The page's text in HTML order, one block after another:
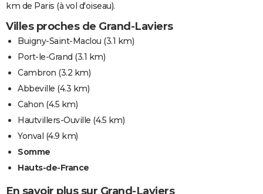
km de Paris (à vol d'oiseau).
Villes proches de Grand-Laviers
Buigny-Saint-Maclou (3.1 km)
Port-le-Grand (3.1 km)
Cambron (3.2 km)
Abbeville (4.3 km)
Cahon (4.5 km)
Hautvillers-Ouville (4.5 km)
Yonval (4.9 km)
Somme
Hauts-de-France
En savoir plus sur Grand-Laviers